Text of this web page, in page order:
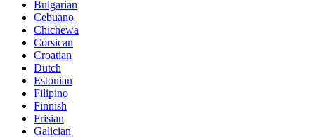
Bulgarian
Cebuano
Chichewa
Corsican
Croatian
Dutch
Estonian
Filipino
Finnish
Frisian
Galician